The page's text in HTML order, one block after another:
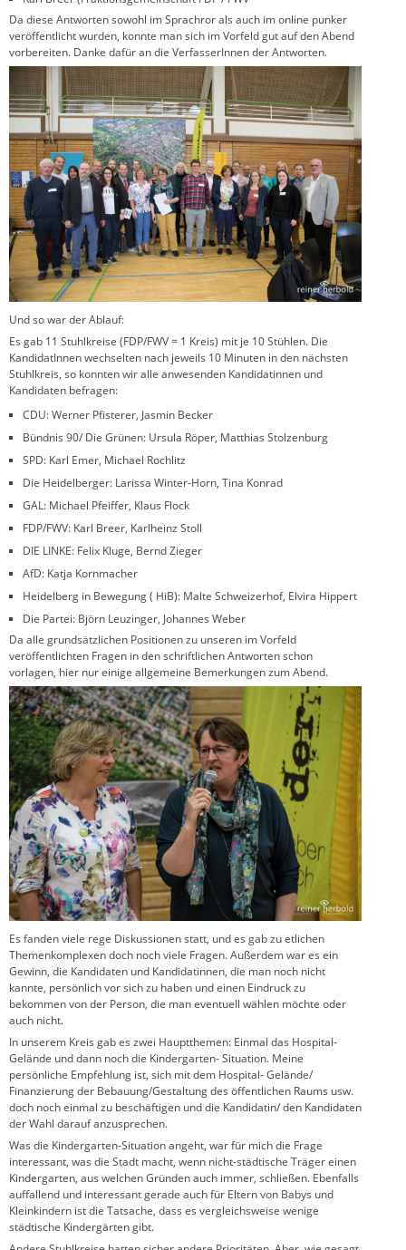
Da diese Antworten sowohl im Sprachror als auch im online punker
veröffentlicht wurden, konnte man sich im Vorfeld gut auf den Abend
vorbereiten. Danke dafür an die VerfasserInnen der Antworten.
Und so war der Ablauf:
Es gab 11 Stuhlkreise (FDP/FWV = 1 Kreis) mit je 10 Stühlen. Die
KandidatInnen wechselten nach jeweils 10 Minuten in den nächsten
Stuhlkreis, so konnten wir alle anwesenden Kandidatinnen und
Kandidaten befragen:
CDU: Werner Pfisterer, Jasmin Becker
Bündnis 90/ Die Grünen: Ursula Röper, Matthias Stolzenburg
SPD: Karl Emer, Michael Rochlitz
Die Heidelberger: Larissa Winter-Horn, Tina Konrad
GAL: Michael Pfeiffer, Klaus Flock
FDP/FWV: Karl Breer, Karlheinz Stoll
DIE LINKE: Felix Kluge, Bernd Zieger
AfD: Katja Kornmacher
Heidelberg in Bewegung ( HiB): Malte Schweizerhof, Elvira Hippert
Die Partei: Björn Leuzinger, Johannes Weber
Da alle grundsätzlichen Positionen zu unseren im Vorfeld
veröffentlichten Fragen in den schriftlichen Antworten schon
vorlagen, hier nur einige allgemeine Bemerkungen zum Abend.
Es fanden viele rege Diskussionen statt, und es gab zu etlichen
Themenkomplexen doch noch viele Fragen. Außerdem war es ein
Gewinn, die Kandidaten und Kandidatinnen, die man noch nicht
kannte, persönlich vor sich zu haben und einen Eindruck zu
bekommen von der Person, die man eventuell wählen möchte oder
auch nicht.
In unserem Kreis gab es zwei Hauptthemen: Einmal das Hospital-
Gelände und dann noch die Kindergarten- Situation. Meine
persönliche Empfehlung ist, sich mit dem Hospital- Gelände/
Finanzierung der Bebauung/Gestaltung des öffentlichen Raums usw.
doch noch einmal zu beschäftigen und die Kandidatin/ den Kandidaten
der Wahl darauf anzusprechen.
Was die Kindergarten-Situation angeht, war für mich die Frage
interessant, was die Stadt macht, wenn nicht-städtische Träger einen
Kindergarten, aus welchen Gründen auch immer, schließen. Ebenfalls
auffallend und interessant gerade auch für Eltern von Babys und
Kleinkindern ist die Tatsache, dass es vergleichsweise wenige
städtische Kindergärten gibt.